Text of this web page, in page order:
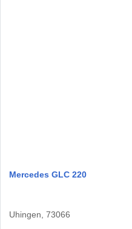
Mercedes GLC 220
Uhingen, 73066